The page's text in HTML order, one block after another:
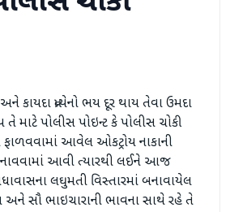
કાયદા પ્રત્યેનો ભય દૂર થાય તેવા ઉમદા
તે માટે પોલીસ પોઇન્ટ કે પોલીસ ચોકી
ફાળવવામાં આવેલ ઓકટ્રોય નાકાની
આવી ત્યારથી લઈને આજ
લઘુમતી વિસ્તારમાં બનાવાયેલ
અને સૌ ભાઇચારાની ભાવના સાથે રહે તે